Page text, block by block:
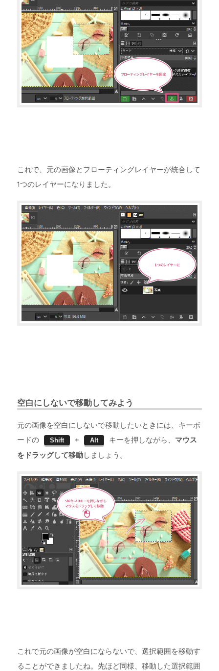
これで、元の画像とフローティングレイヤーが統合して
1つのレイヤーになりました。
空白にしないで移動してみよう
元の画像を空白にしないで移動したいときには、キーボ
ードの
Shift + Alt キーを押しながら、 マウス
をドラッグして移動しましょう。
これで元の画像が空白にならないで、選択範囲を移動す
ることができましたね。先ほど同様、移動した選択範囲